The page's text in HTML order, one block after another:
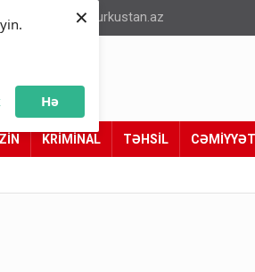
Hə
×
info@turkustan.az
KRİMİNAL TƏHSİL CƏMİYYƏT